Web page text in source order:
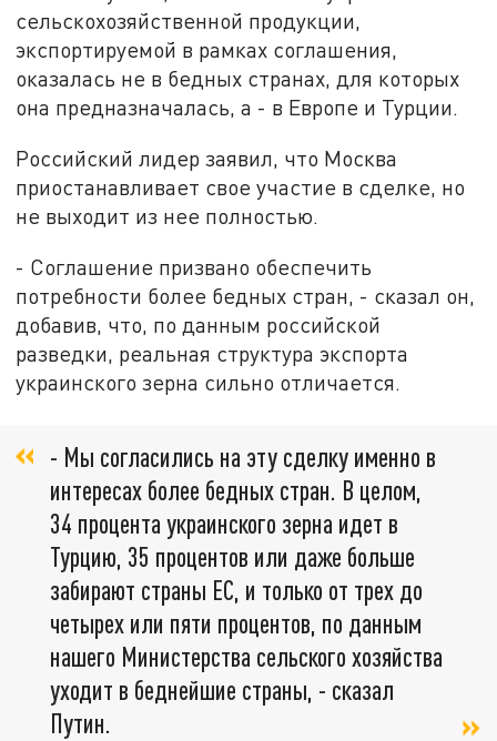
сельскохозяйственной продукции,
экспортируемой в рамках соглашения,
оказалась не в бедных странах, для которых
она предназначалась, а - в Европе и Турции.
Российский лидер заявил, что Москва
приостанавливает свое участие в сделке, но
не выходит из нее полностью.
- Соглашение призвано обеспечить
потребности более бедных стран, - сказал он,
добавив, что, по данным российской
разведки, реальная структура экспорта
украинского зерна сильно отличается.
- Мы согласились на эту сделку именно в
интересах более бедных стран. В целом,
34 процента украинского зерна идет в
Турцию, 35 процентов или даже больше
забирают страны ЕС, и только от трех до
четырех или пяти процентов, по данным
нашего Министерства сельского хозяйства
уходит в беднейшие страны, - сказал
Путин.